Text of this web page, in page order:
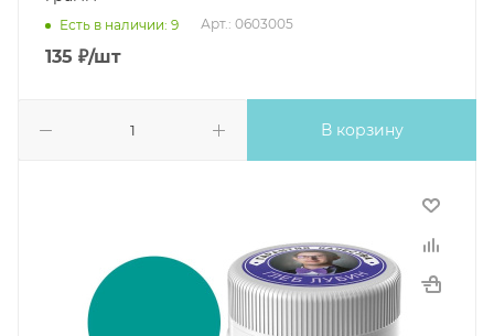
Есть в наличии: 9 Арт.: 0603005
135 ₽/шт
В корзину